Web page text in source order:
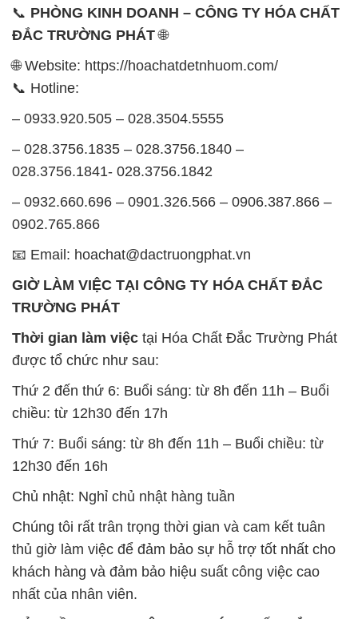
– 0933.920.505 – 028.3504.5555
028.3756.1841- 028.3756.1842
0902.765.866
📧 Email: hoachat@dactruongphat.vn
TRƯỜNG PHÁT
được tổ chức như sau:
Thứ 2 đến thứ 6: Buổi sáng: từ 8h đến 11h – Buổi
chiều: từ 12h30 đến 17h
Thứ 7: Buổi sáng: từ 8h đến 11h – Buổi chiều: từ
12h30 đến 16h
Chủ nhật: Nghỉ chủ nhật hàng tuần
thủ giờ làm việc để đảm bảo sự hỗ trợ tốt nhất cho
khách hàng và đảm bảo hiệu suất công việc cao
nhất của nhân viên.
BẢN ĐỒ MAP TẠI CÔNG TY HÓA CHẤT ĐẮC
TRƯỜNG PHÁT
ĐỊA CHỈ: 1229C Quốc lộ 1A, Phường Bình Trị
Đông B, Quận Bình Tân, Sài Gòn TP. Hồ Chí